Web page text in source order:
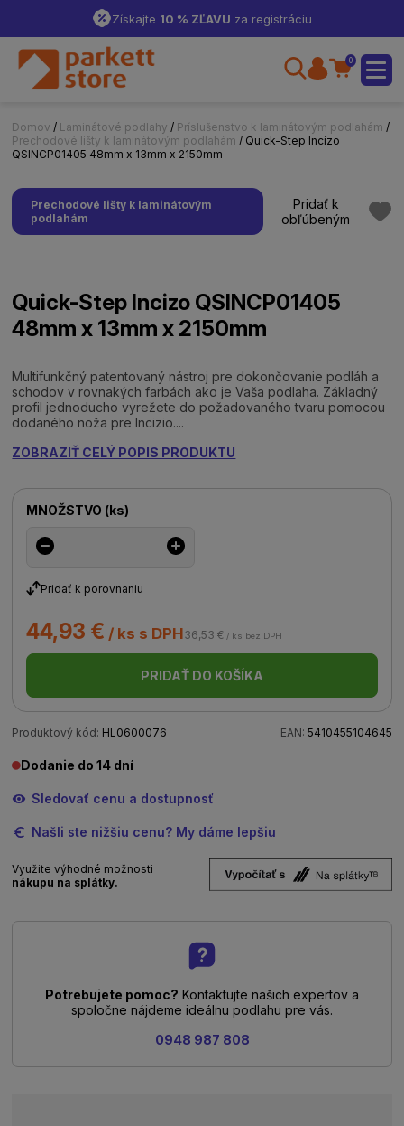
Získajte 10 % ZĽAVU za registráciu
0
Domov / Laminátové podlahy / Príslušenstvo k laminátovým podlahám /
Prechodové lišty k laminátovým podlahám / Quick-Step Incizo
QSINCP01405 48mm x 13mm x 2150mm
Prechodové lišty k laminátovým
podlahám
Pridať k
obľúbeným
Quick-Step Incizo QSINCP01405
48mm x 13mm x 2150mm
Multifunkčný patentovaný nástroj pre dokončovanie podláh a
schodov v rovnakých farbách ako je Vaša podlaha. Základný
profil jednoducho vyrežete do požadovaného tvaru pomocou
dodaného noža pre Incizio....
ZOBRAZIŤ CELÝ POPIS PRODUKTU
MNOŽSTVO (ks)
Pridať k porovnaniu
44,93 € / ks s DPH36,53 € / ks bez DPH
PRIDAŤ DO KOŠÍKA
Produktový kód: HL0600076 EAN: 5410455104645
Dodanie do 14 dní
Sledovať cenu a dostupnosť
Našli ste nižšiu cenu? My dáme lepšiu
Využite výhodné možnosti
nákupu na splátky.
Potrebujete pomoc? Kontaktujte našich expertov a
spoločne nájdeme ideálnu podlahu pre vás.
0948 987 808